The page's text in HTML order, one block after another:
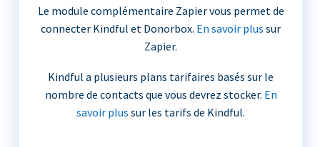
Le module complémentaire Zapier vous permet de
connecter Kindful et Donorbox. En savoir plus sur
Zapier.
Kindful a plusieurs plans tarifaires basés sur le
nombre de contacts que vous devrez stocker. En
savoir plus sur les tarifs de Kindful.